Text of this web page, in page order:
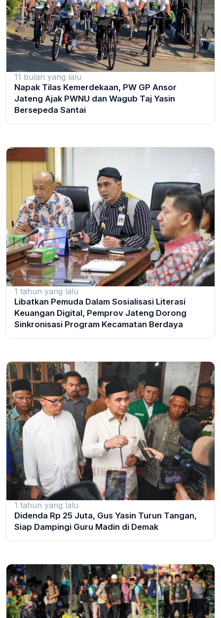
11 bulan yang lalu
Napak Tilas Kemerdekaan, PW GP Ansor
Jateng Ajak PWNU dan Wagub Taj Yasin
Bersepeda Santai
1 tahun yang lalu
Libatkan Pemuda Dalam Sosialisasi Literasi
Keuangan Digital, Pemprov Jateng Dorong
Sinkronisasi Program Kecamatan Berdaya
1 tahun yang lalu
Didenda Rp 25 Juta, Gus Yasin Turun Tangan,
Siap Dampingi Guru Madin di Demak